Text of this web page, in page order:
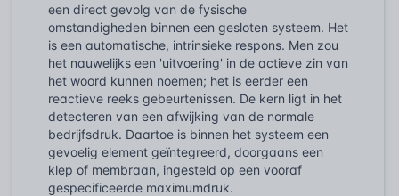
een direct gevolg van de fysische
omstandigheden binnen een gesloten systeem. Het
is een automatische, intrinsieke respons. Men zou
het nauwelijks een 'uitvoering' in de actieve zin van
het woord kunnen noemen; het is eerder een
reactieve reeks gebeurtenissen. De kern ligt in het
detecteren van een afwijking van de normale
bedrijfsdruk. Daartoe is binnen het systeem een
gevoelig element geïntegreerd, doorgaans een
klep of membraan, ingesteld op een vooraf
gespecificeerde maximumdruk.